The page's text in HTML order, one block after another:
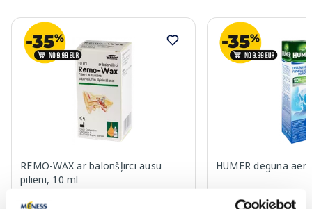
REMO-WAX ar balonšļirci ausu
pilieni, 10 ml
HUMER deguna